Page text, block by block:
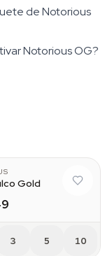
de Notorious
Notorious OG?
Gold
3 5 10